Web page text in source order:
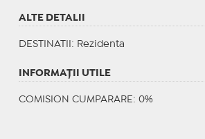
ALTE DETALII
DESTINATII : Rezidenta
INFORMAŢII UTILE
COMISION CUMPARARE: 0%